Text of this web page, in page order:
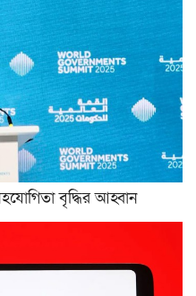
বৃদ্ধির আহ্বান